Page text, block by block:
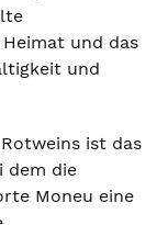
und das
und
ist das
dem die
Moneu eine